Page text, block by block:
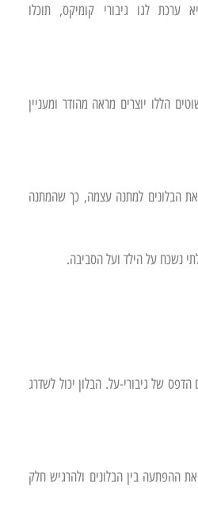
לגו גיבורי קומיקס, תוכלו
הללו יוצרים מראה מהודר ומעניין
את הבלונים למתנה עצמה, כך שהמתנה
נשכח על הילד ועל הסביבה.
של גיבורי-על. הבלון יכול לשדרג
ההפתעה בין הבלונים ולהרגיש חלק